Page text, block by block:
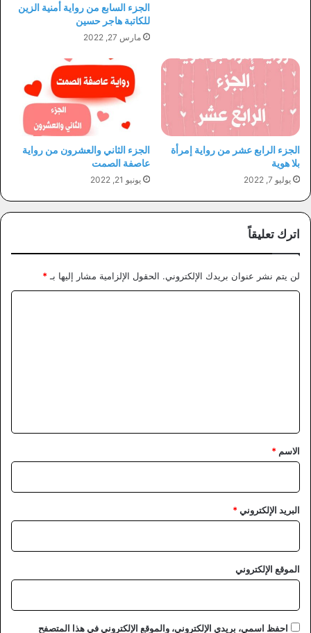
الجزء السابع من رواية أمنية الزين
للكاتبة هاجر حسين
مارس 27, 2022
الجزء الرابع عشر من رواية إمرأة
بلا هوية
يوليو 7, 2022
الجزء الثاني والعشرون من رواية
عاصفة الصمت
يونيو 21, 2022
اترك تعليقاً
لن يتم نشر عنوان بريدك الإلكتروني. الحقول الإلزامية مشار إليها بـ*
*
الاسم *
البريد الإلكتروني*
الموقع الإلكتروني
احفظ اسمي، بريدي الإلكتروني، والموقع الإلكتروني في هذا المتصفح